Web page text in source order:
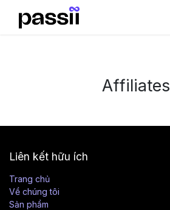
Affiliates
Liên kết hữu ích
Trang chủ
Về chúng tôi
Sản phẩm